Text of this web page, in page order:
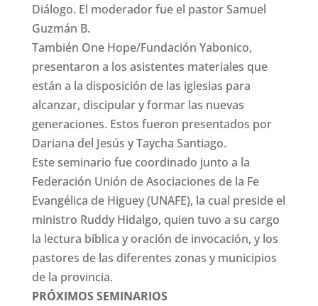
Diálogo. El moderador fue el pastor Samuel
Guzmán B.
También One Hope/Fundación Yabonico,
presentaron a los asistentes materiales que
están a la disposición de las iglesias para
alcanzar, discipular y formar las nuevas
generaciones. Estos fueron presentados por
Dariana del Jesús y Taycha Santiago.
Este seminario fue coordinado junto a la
Federación Unión de Asociaciones de la Fe
Evangélica de Higuey (UNAFE), la cual preside el
ministro Ruddy Hidalgo, quien tuvo a su cargo
la lectura bíblica y oración de invocación, y los
pastores de las diferentes zonas y municipios
de la provincia.
PRÓXIMOS SEMINARIOS